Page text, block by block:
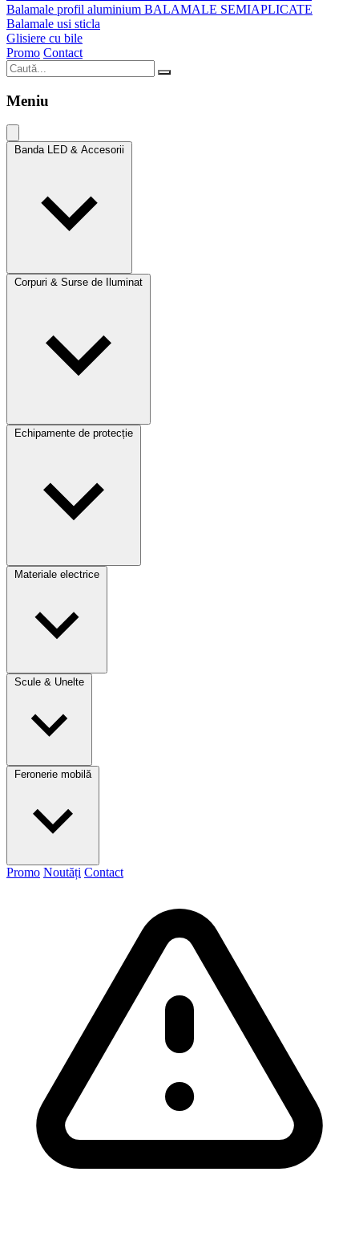
Balamale profil aluminium BALAMALE SEMIAPLICATE
Balamale usi sticla
Glisiere cu bile
Promo Contact
Meniu
Banda LED & Accesorii
Corpuri & Surse de Iluminat
Echipamente de protecție
Materiale electrice
Scule & Unelte
Feronerie mobilă
Promo Noutăți Contact